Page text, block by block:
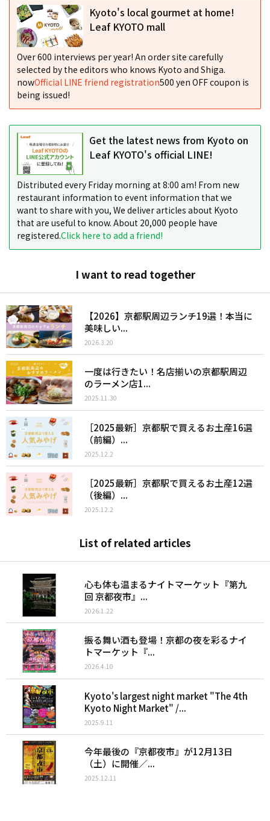
Kyoto's local gourmet at home!
Leaf KYOTO mall
Over 600 interviews per year! An order site carefully
selected by the editors who knows Kyoto and Shiga.
nowOfficial LINE friend registration500 yen OFF coupon is
being issued!
Get the latest news from Kyoto on
Leaf KYOTO's official LINE!
Distributed every Friday morning at 8:00 am! From new
restaurant information to event information that we
want to share with you, We deliver articles about Kyoto
that are useful to know. About 20,000 people have
registered.Click here to add a friend!
I want to read together
【2026】京都駅周辺ランチ19選！本当に
美味しい...
2026.3.20
一度は行きたい！名店揃いの京都駅周辺
のラーメン店1...
2025.11.30
［2025最新］京都駅で買えるお土産16選
（前編）...
2025.12.2
［2025最新］京都駅で買えるお土産12選
（後編）...
2025.12.2
List of related articles
心も体も温まるナイトマーケット『第九
回 京都夜市』...
2026.1.22
振る舞い酒も登場！京都の夜を彩るナイ
トマーケット『...
2026.4.10
Kyoto's largest night market "The 4th
Kyoto Night Market" /...
2025.9.11
今年最後の『京都夜市』が12月13日
（土）に開催／...
2025.12.11